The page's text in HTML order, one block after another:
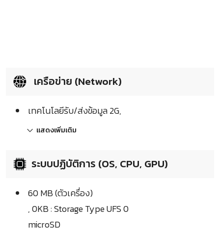
เครือข่าย (Network)
เทคโนโลยีรับ/ส่งข้อมูล 2G,
แสดงเพิ่มเติม
ระบบปฏิบัติการ (OS, CPU, GPU)
60 MB (ตัวเครื่อง)
, 0KB : Storage Type UFS 0
microSD